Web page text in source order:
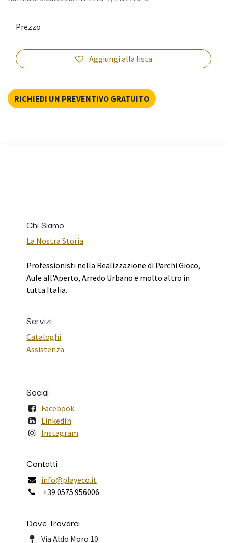
Aggiungi alla lista
Prezzo
RICHIEDI UN PREVENTIVO GRATUITO
Chi Siamo
La Nostra Storia
Professionisti nella Realizzazione di Parchi Gioco,
Aule all'Aperto, Arredo Urbano e molto altro in
tutta Italia.
Servizi
Cataloghi
Assistenza
Social
Facebook
LinkedIn
Instagram
Contatti
info@playeco.it
+39 0575 956006
Dove Trovarci
Via Aldo Moro 10